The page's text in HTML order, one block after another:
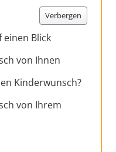
Verbergen
einen Blick
von Ihnen
Kinderwunsch?
von Ihrem